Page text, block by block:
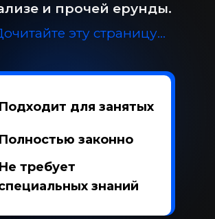
и прочей ерунды.
эту страницу…
Подходит для занятых
Полностью законно
Не требует
знаний